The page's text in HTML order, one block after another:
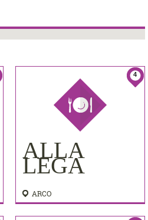
4
ALLA
LEGA
ARCO